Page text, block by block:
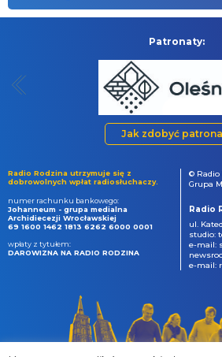
Patronaty:
Jak zdobyć
Radio Rodzina utrzymuje się z
dobrowolnych wpłat radiosłuchaczy.
numer rachunku bankowego:
Johanneum - grupa medialna
Archidiecezji Wrocławskiej
69 1600 1462 1813 6262 6000 0001
wpłaty z tytułem:
DAROWIZNA NA RADIO RODZINA
© Radio
Grupa
Radio
ul.
studio:
e-mail:
e-mail: